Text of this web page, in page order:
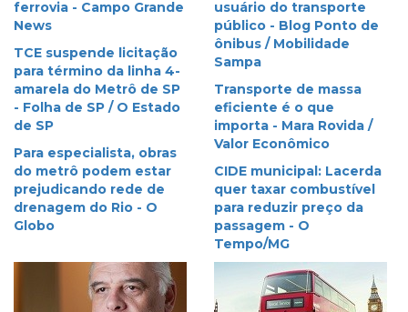
ferrovia - Campo Grande
News
TCE suspende licitação
para término da linha 4-
amarela do Metrô de SP
- Folha de SP / O Estado
de SP
Para especialista, obras
do metrô podem estar
prejudicando rede de
drenagem do Rio - O
Globo
usuário do transporte
público - Blog Ponto de
ônibus / Mobilidade
Sampa
Transporte de massa
eficiente é o que
importa - Mara Rovida /
Valor Econômico
CIDE municipal: Lacerda
quer taxar combustível
para reduzir preço da
passagem - O
Tempo/MG